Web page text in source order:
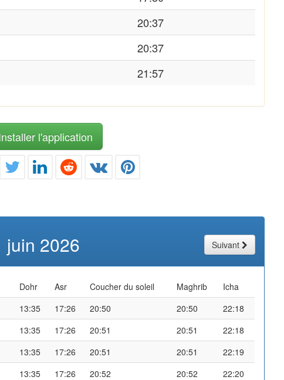
20:37
20:37
21:57
l'application
juin 2026 Suivant
Dohr Asr Coucher du soleil Maghrib
Icha
13:35 17:26 20:50 20:50
22:18
13:35 17:26 20:51 20:51
22:18
13:35 17:26 20:51 20:51
22:19
13:35 17:26 20:52 20:52
22:20